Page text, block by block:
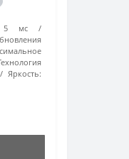
5 мс
Яркость: